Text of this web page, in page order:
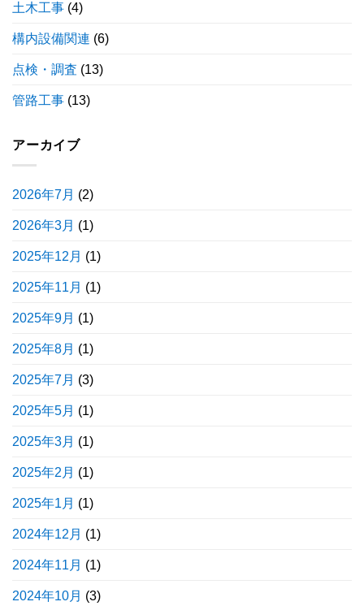
土木工事 (4)
構内設備関連 (6)
点検・調査 (13)
管路工事 (13)
アーカイブ
2026年7月 (2)
2026年3月 (1)
2025年12月 (1)
2025年11月 (1)
2025年9月 (1)
2025年8月 (1)
2025年7月 (3)
2025年5月 (1)
2025年3月 (1)
2025年2月 (1)
2025年1月 (1)
2024年12月 (1)
2024年11月 (1)
2024年10月 (3)